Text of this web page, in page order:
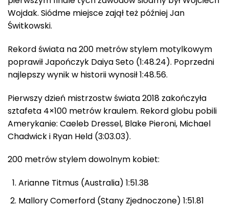
Wojdak. Siódme miejsce zajął też później Jan
Świtkowski.
Rekord świata na 200 metrów stylem motylkowym
poprawił Japończyk Daiya Seto (1:48.24). Poprzedni
najlepszy wynik w historii wynosił 1:48.56.
Pierwszy dzień mistrzostw świata 2018 zakończyła
sztafeta 4×100 metrów kraulem. Rekord globu pobili
Amerykanie: Caeleb Dressel, Blake Pieroni, Michael
Chadwick i Ryan Held (3:03.03).
200 metrów stylem dowolnym kobiet:
Arianne Titmus (Australia) 1:51.38
Mallory Comerford (Stany Zjednoczone) 1:51.81